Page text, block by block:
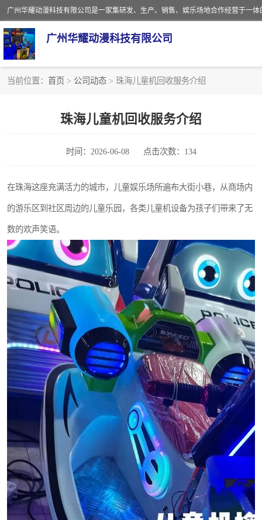
广州华耀动漫科技有限公司
当前位置： 首页 > 公司动态 > 珠海儿童机回收服务介绍
珠海儿童机回收服务介绍
时间：2026-06-08 点击次数：134
在珠海这座充满活力的城市，儿童娱乐场所遍布大街小巷，从商场内
的游乐区到社区周边的儿童乐园，各类儿童机设备为孩子们带来了无
数的欢声笑语。
游戏厅回收